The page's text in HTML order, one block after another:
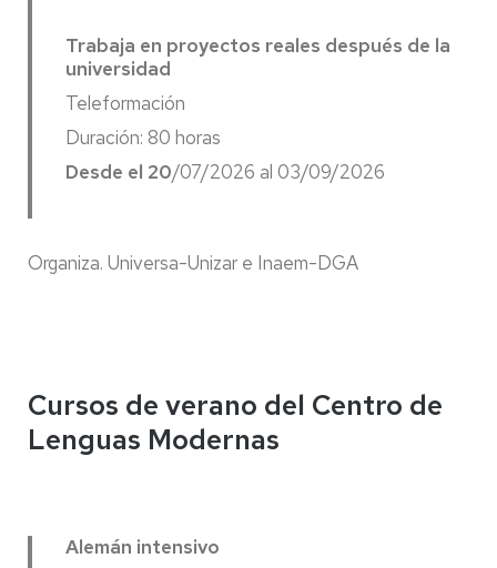
Trabaja en proyectos reales después de la
universidad
Teleformación
Duración: 80 horas
Desde el 20/07/2026 al 03/09/2026
Organiza. Universa-Unizar e Inaem-DGA
Cursos de verano del Centro de
Lenguas Modernas
Alemán intensivo